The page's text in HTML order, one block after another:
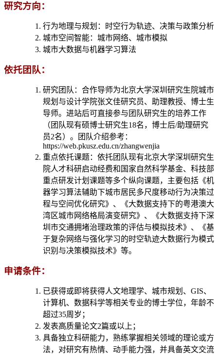
研究方向：
行为地理与规划：时空行为轨迹、决策与政策分析
城市空间智能：城市网络、城市模拟
城市大数据与机器学习算法
依托团队：
研究团队：合作导师为北京大学深圳研究生院城市
规划与设计学院张文佳研究员、助理教授、博士生
导师。进站后可直接参与团队研究生的培养工作
（团队现有硕博士研究生18名，博士后/助理研究
员2名）。团队介绍参考：
https://web.pkusz.edu.cn/zhangwenjia
重点依托课题：依托团队现有北京大学深圳研究生
院人才科研启动经费和国家自然科学基金、科技部
重点研发计划课题等多个纵向课题，主要包括《机
器学习算法辅助下城市居民多尺度移动行为决策过
程与空间优化研究》、《大数据支持下的粤港澳大
湾区城市网络格局演变研究》、《大数据支持下深
圳市交通拥堵治理政策的评估与模拟技术》、《基
于复杂网络与强化学习的时空轨迹大数据行为模式
识别与决策模拟技术》等。
申请条件：
已获得或即将获得人文地理学、城市规划、GIS、
计算机、数据科学等相关专业的博士学位，年龄不
超过35周岁；
发表高质量论文2篇或以上；
具备独立科研能力，熟练掌握相关领域的理论或方
法，对研究有热情、动手能力强，并具备英文交流